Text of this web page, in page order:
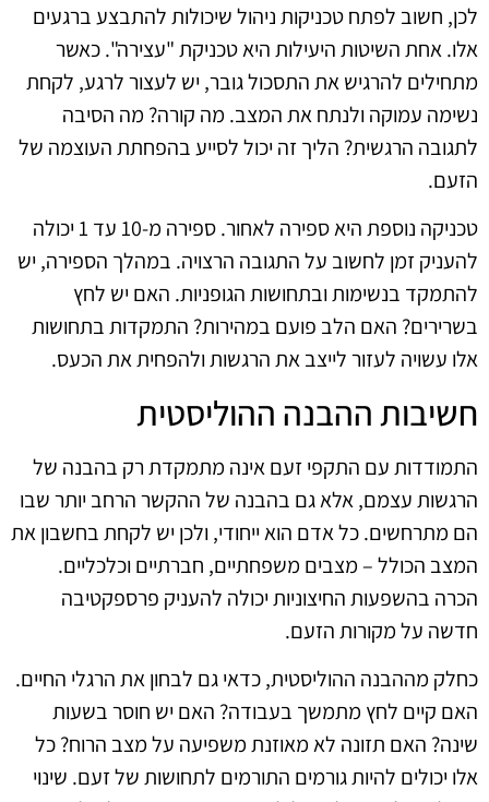
לכן, חשוב לפתח טכניקות ניהול שיכולות להתבצע ברגעים
אלו. אחת השיטות היעילות היא טכניקת "עצירה". כאשר
מתחילים להרגיש את התסכול גובר, יש לעצור לרגע, לקחת
נשימה עמוקה ולנתח את המצב. מה קורה? מה הסיבה
לתגובה הרגשית? הליך זה יכול לסייע בהפחתת העוצמה של
הזעם.
טכניקה נוספת היא ספירה לאחור. ספירה מ-10 עד 1 יכולה
להעניק זמן לחשוב על התגובה הרצויה. במהלך הספירה, יש
להתמקד בנשימות ובתחושות הגופניות. האם יש לחץ
בשרירים? האם הלב פועם במהירות? התמקדות בתחושות
אלו עשויה לעזור לייצב את הרגשות ולהפחית את הכעס.
חשיבות ההבנה ההוליסטית
התמודדות עם התקפי זעם אינה מתמקדת רק בהבנה של
הרגשות עצמם, אלא גם בהבנה של ההקשר הרחב יותר שבו
הם מתרחשים. כל אדם הוא ייחודי, ולכן יש לקחת בחשבון את
המצב הכולל – מצבים משפחתיים, חברתיים וכלכליים.
הכרה בהשפעות החיצוניות יכולה להעניק פרספקטיבה
חדשה על מקורות הזעם.
כחלק מההבנה ההוליסטית, כדאי גם לבחון את הרגלי החיים.
האם קיים לחץ מתמשך בעבודה? האם יש חוסר בשעות
שינה? האם תזונה לא מאוזנת משפיעה על מצב הרוח? כל
אלו יכולים להיות גורמים התורמים לתחושות של זעם. שינוי